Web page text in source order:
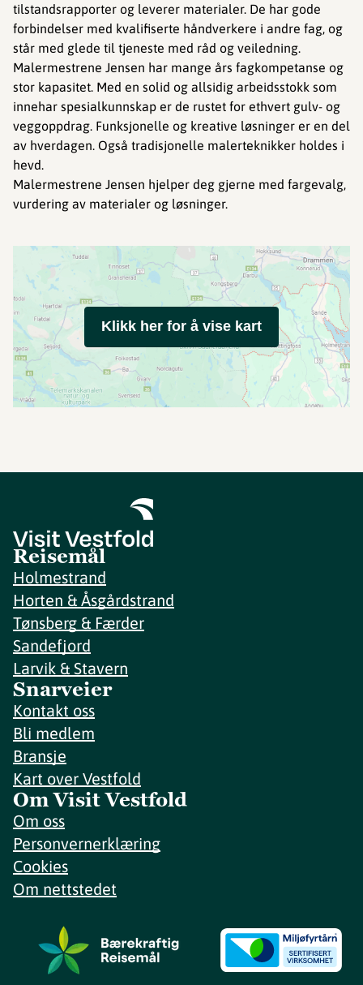
tilstandsrapporter og leverer materialer. De har gode
forbindelser med kvalifiserte håndverkere i andre fag, og
står med glede til tjeneste med råd og veiledning.
Malermestrene Jensen har mange års fagkompetanse og
stor kapasitet. Med en solid og allsidig arbeidsstokk som
innehar spesialkunnskap er de rustet for ethvert gulv- og
veggoppdrag. Funksjonelle og kreative løsninger er en del
av hverdagen. Også tradisjonelle malerteknikker holdes i
hevd.
Malermestrene Jensen hjelper deg gjerne med fargevalg,
vurdering av materialer og løsninger.
Klikk her for å vise kart
Reisemål
Holmestrand
Horten & Åsgårdstrand
Tønsberg & Færder
Sandefjord
Larvik & Stavern
Snarveier
Kontakt oss
Bli medlem
Bransje
Kart over Vestfold
Om Visit Vestfold
Om oss
Personvernerklæring
Cookies
Om nettstedet